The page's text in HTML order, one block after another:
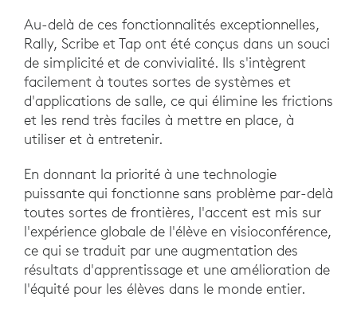
Au-delà de ces fonctionnalités exceptionnelles,
Rally, Scribe et Tap ont été conçus dans un souci
de simplicité et de convivialité. Ils s'intègrent
facilement à toutes sortes de systèmes et
d'applications de salle, ce qui élimine les frictions
et les rend très faciles à mettre en place, à
utiliser et à entretenir.
En donnant la priorité à une technologie
puissante qui fonctionne sans problème par-delà
toutes sortes de frontières, l'accent est mis sur
l'expérience globale de l'élève en visioconférence,
ce qui se traduit par une augmentation des
résultats d'apprentissage et une amélioration de
l'équité pour les élèves dans le monde entier.